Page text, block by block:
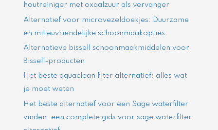
houtreiniger met oxaalzuur als vervanger
Alternatief voor microvezeldoekjes: Duurzame
en milieuvriendelijke schoonmaakopties.
Alternatieve bissell schoonmaakmiddelen voor
Bissell-producten
Het beste aquaclean filter alternatief: alles wat
je moet weten
Het beste alternatief voor een Sage waterfilter
vinden: een complete gids voor sage waterfilter